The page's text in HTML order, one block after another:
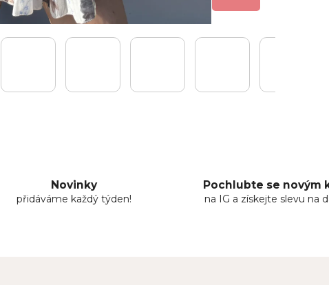
Novinky
přidáváme každý týden!
Pochlubte se novým
na IG a získejte slevu na